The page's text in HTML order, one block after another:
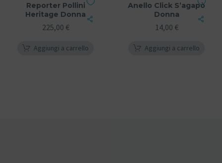
Reporter Pollini
Heritage Donna
225,00 €
Aggiungi a carrello
Anello Click S’agapò
Donna
14,00 €
Aggiungi a carrello